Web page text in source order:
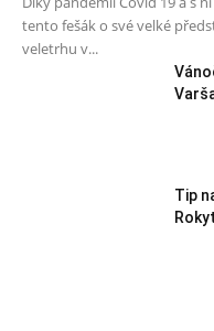
tento fešák o své velké
veletrhu v...
Tip